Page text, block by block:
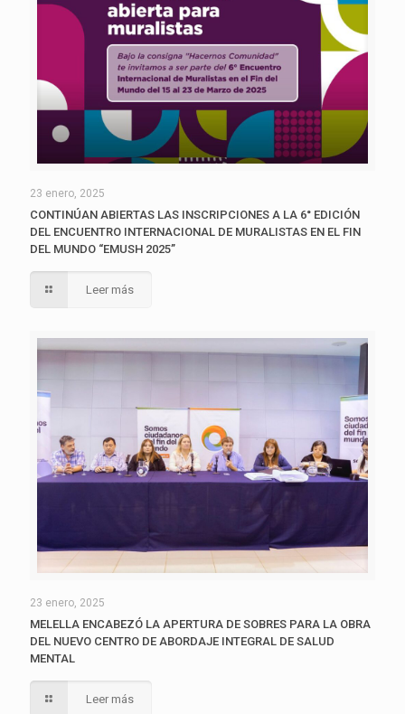
23 enero, 2025
CONTINÚAN ABIERTAS LAS INSCRIPCIONES A LA 6° EDICIÓN
DEL ENCUENTRO INTERNACIONAL DE MURALISTAS EN EL FIN
DEL MUNDO “EMUSH 2025”
Leer más
23 enero, 2025
MELELLA ENCABEZÓ LA APERTURA DE SOBRES PARA LA OBRA
DEL NUEVO CENTRO DE ABORDAJE INTEGRAL DE SALUD
MENTAL
Leer más